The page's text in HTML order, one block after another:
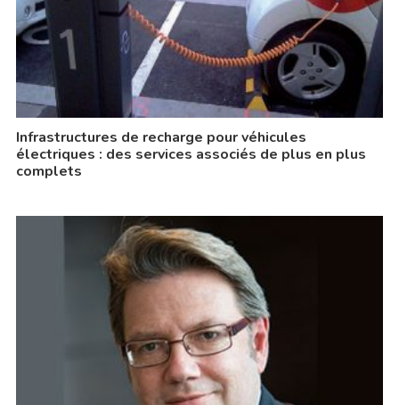
Infrastructures de recharge pour véhicules
électriques : des services associés de plus en plus
complets